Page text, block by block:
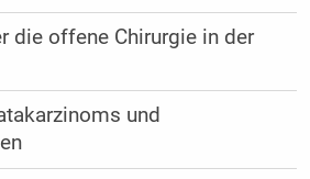
die offene Chirurgie in der
und